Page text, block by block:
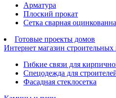
Арматура
Плоский прокат
Сетка сварная
Готовые проекты домов
Интернет магазин строительных
Гибкие связи для
Спецодежда для
Фасадная стеклосетка